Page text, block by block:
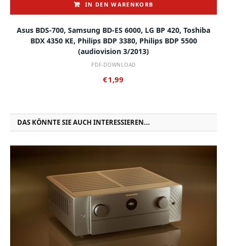
IN DEN WARENKORB
Asus BDS-700, Samsung BD-ES 6000, LG BP 420, Toshiba
BDX 4350 KE, Philips BDP 3380, Philips BDP 5500
(audiovision 3/2013)
PDF-DOWNLOAD
€1,99
DAS KÖNNTE SIE AUCH INTERESSIEREN...